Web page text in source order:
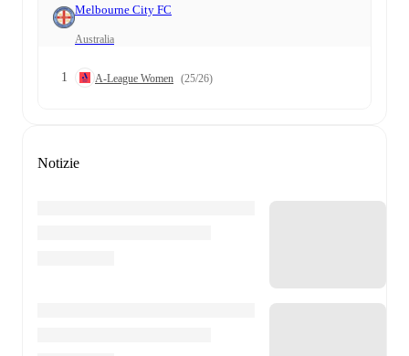
Melbourne City FC
Australia
1 A-League Women (25/26)
Notizie